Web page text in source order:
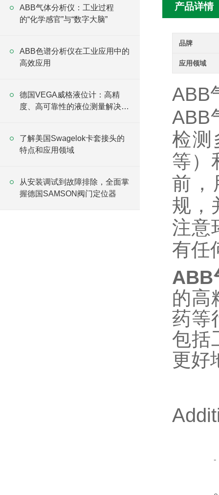
ABB气体分析仪：工业过程
的“化学感官”与“数字大脑”
ABB色谱分析仪在工业应用中的
高效应用
德国VEGA威格液位计：高精
度、高可靠性的液位测量解决方
了解美国Swagelok卡套接头的
特点和应用领域
从安装调试到故障排除，全面掌
握德国SAMSON阀门定位器
产品详情
品牌
应用领域
ABB
ABB
检测
等）
前，
规，
注意
有任
ABB
的高
药等
包括
更好
-